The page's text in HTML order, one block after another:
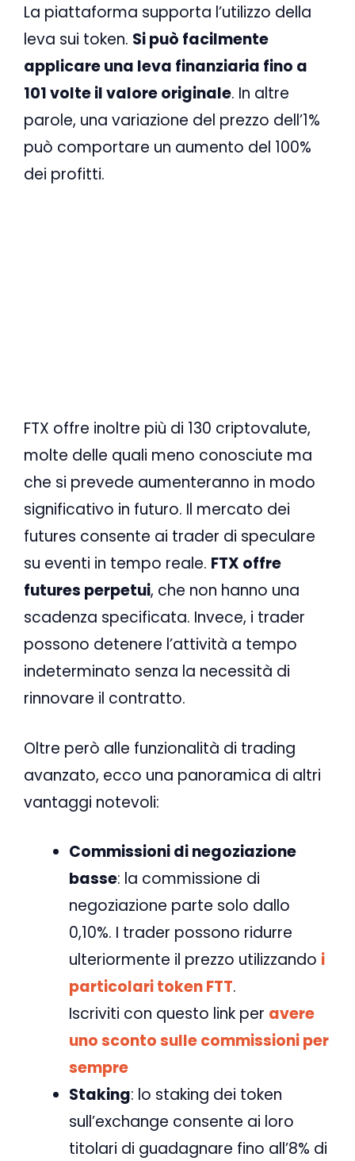
La piattaforma supporta l’utilizzo della
leva sui token. Si può facilmente
applicare una leva finanziaria fino a
101 volte il valore originale. In altre
parole, una variazione del prezzo dell’1%
può comportare un aumento del 100%
dei profitti.
FTX offre inoltre più di 130 criptovalute,
molte delle quali meno conosciute ma
che si prevede aumenteranno in modo
significativo in futuro. Il mercato dei
futures consente ai trader di speculare
su eventi in tempo reale. FTX offre
futures perpetui, che non hanno una
scadenza specificata. Invece, i trader
possono detenere l’attività a tempo
indeterminato senza la necessità di
rinnovare il contratto.
Oltre però alle funzionalità di trading
avanzato, ecco una panoramica di altri
vantaggi notevoli:
Commissioni di negoziazione
basse: la commissione di
negoziazione parte solo dallo
0,10%. I trader possono ridurre
ulteriormente il prezzo utilizzando i
particolari token FTT.
Iscriviti con questo link per avere
uno sconto sulle commissioni per
sempre
Staking: lo staking dei token
sull’exchange consente ai loro
titolari di guadagnare fino all’8% di